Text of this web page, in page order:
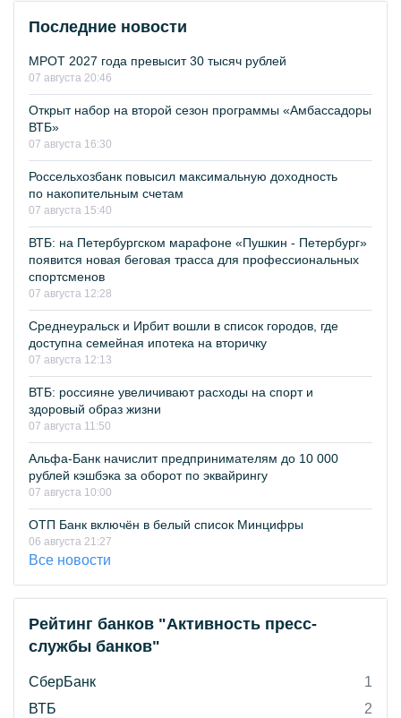
Последние новости
МРОТ 2027 года превысит 30 тысяч рублей
07 августа 20:46
Открыт набор на второй сезон программы «Амбассадоры
ВТБ»
07 августа 16:30
Россельхозбанк повысил максимальную доходность
по накопительным счетам
07 августа 15:40
ВТБ: на Петербургском марафоне «Пушкин - Петербург»
появится новая беговая трасса для профессиональных
спортсменов
07 августа 12:28
Среднеуральск и Ирбит вошли в список городов, где
доступна семейная ипотека на вторичку
07 августа 12:13
ВТБ: россияне увеличивают расходы на спорт и
здоровый образ жизни
07 августа 11:50
Альфа-Банк начислит предпринимателям до 10 000
рублей кэшбэка за оборот по эквайрингу
07 августа 10:00
ОТП Банк включён в белый список Минцифры
06 августа 21:27
Все новости
Рейтинг банков "Активность пресс-
службы банков"
СберБанк
1
ВТБ
2